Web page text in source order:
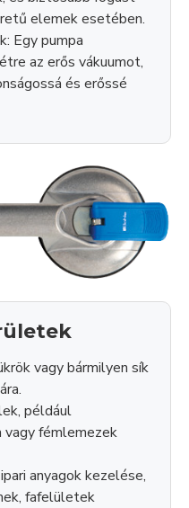
elemek esetében.
Egy pumpa
az erős vákuumot,
és erőssé
vagy bármilyen sík
például
vagy fémlemezek
anyagok kezelése,
fafelületek